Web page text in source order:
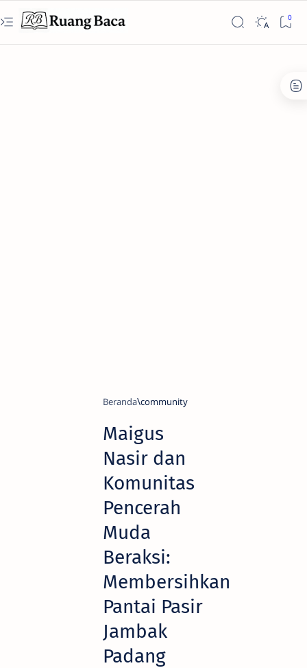
Beranda community
Maigus
Nasir dan
Komunitas
Pencerah
Muda
Beraksi:
Membersihkan
Pantai Pasir
Jambak
Padang